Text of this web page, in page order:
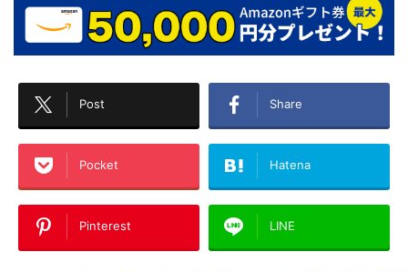
Post Share
Pocket Hatena
Pinterest LINE